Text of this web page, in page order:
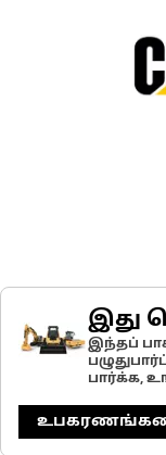
இது
இந்தப்
பார்க்க,